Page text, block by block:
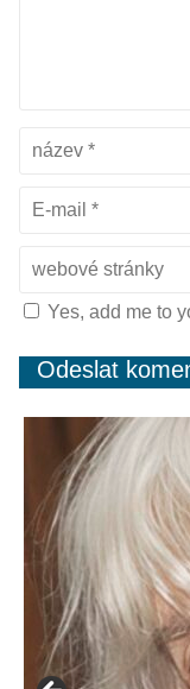
Yes, add me to